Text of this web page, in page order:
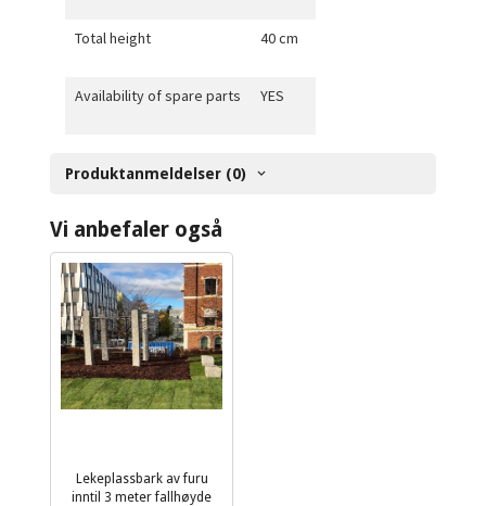
Total height 40 cm
Availability of spare parts YES
Produktanmeldelser (0)
Vi anbefaler også
Lekeplassbark av furu
inntil 3 meter fallhøyde